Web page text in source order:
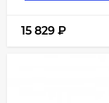
15 829 ₽